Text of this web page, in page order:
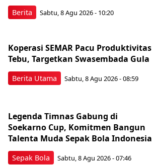
Berita Sabtu, 8 Agu 2026 - 10:20
Berita Utama
Koperasi SEMAR Pacu Produktivitas
Tebu, Targetkan Swasembada Gula
Sabtu, 8 Agu 2026 - 08:59
Sepak Bola
Legenda Timnas Gabung di
Soekarno Cup, Komitmen Bangun
Talenta Muda Sepak Bola Indonesia
Sabtu, 8 Agu 2026 - 07:46